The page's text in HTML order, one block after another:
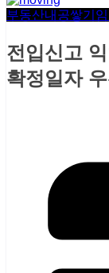
부동산내공쌓기
전입신고
확정일자